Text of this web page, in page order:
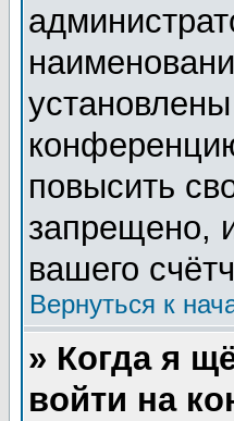
повысить
запрещено,
вашего
Вернуться к
» Когда я
войти на